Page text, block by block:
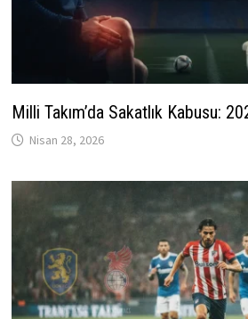
Milli Takım’da Sakatlık Kabusu:
Nisan 28, 2026